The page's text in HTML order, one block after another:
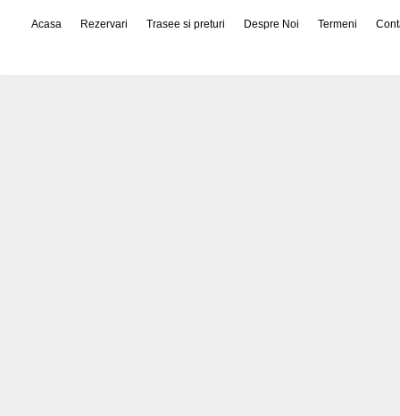
Acasa Rezervari Trasee si preturi Despre Noi Termeni